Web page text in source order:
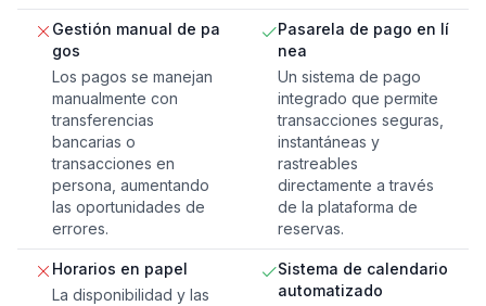
Gestión manual de pa
gos
Los pagos se manejan
manualmente con
transferencias
bancarias o
transacciones en
persona, aumentando
las oportunidades de
errores.
Pasarela de pago en lí
nea
Un sistema de pago
integrado que permite
transacciones seguras,
instantáneas y
rastreables
directamente a través
de la plataforma de
reservas.
Horarios en papel
La disponibilidad y las
Sistema de calendario
automatizado